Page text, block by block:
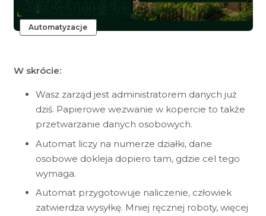
Automatyzacje
W skrócie:
Wasz zarząd jest administratorem danych już
dziś. Papierowe wezwanie w kopercie to także
przetwarzanie danych osobowych.
Automat liczy na numerze działki, dane
osobowe dokleja dopiero tam, gdzie cel tego
wymaga.
Automat przygotowuje naliczenie, człowiek
zatwierdza wysyłkę. Mniej ręcznej roboty, więcej